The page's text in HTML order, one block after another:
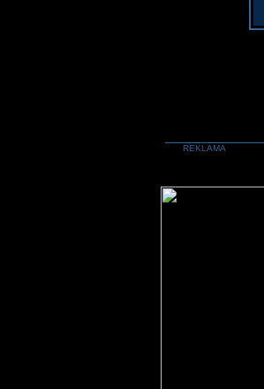
REKLAMA